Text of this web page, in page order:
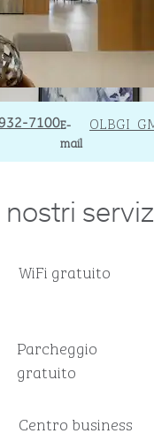
7100E-
mail
Email
I nostri
WiFi gratuito
Parcheggio
gratuito
Centro business